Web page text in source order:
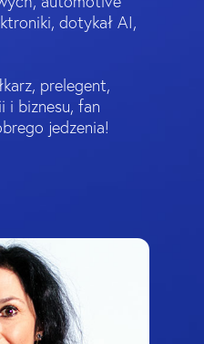
dotykał AI,
prelegent,
i biznesu, fan
jedzenia!